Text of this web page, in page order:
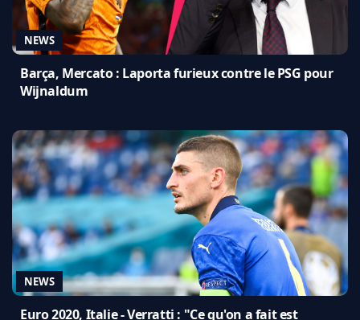
NEWS
Barça, Mercato : Laporta furieux contre le PSG pour
Wijnaldum
NEWS
Euro 2020, Italie - Verratti : "Ce qu'on a fait est